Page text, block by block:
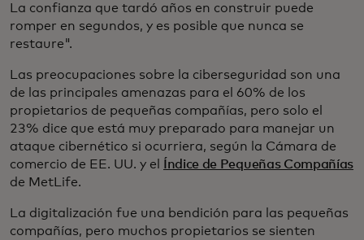
La confianza que tardó años en construir puede
romper en segundos, y es posible que nunca se
restaure".
Las preocupaciones sobre la ciberseguridad son una
de las principales amenazas para el 60% de los
propietarios de pequeñas compañías, pero solo el
23% dice que está muy preparado para manejar un
ataque cibernético si ocurriera, según la Cámara de
comercio de EE. UU. y el Índice de Pequeñas Compañías
de MetLife.
La digitalización fue una bendición para las pequeñas
compañías, pero muchos propietarios se sienten